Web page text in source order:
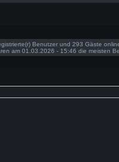
Benutzer und 293 Gäste
am 01.03.2026 - 15:46 die meisten